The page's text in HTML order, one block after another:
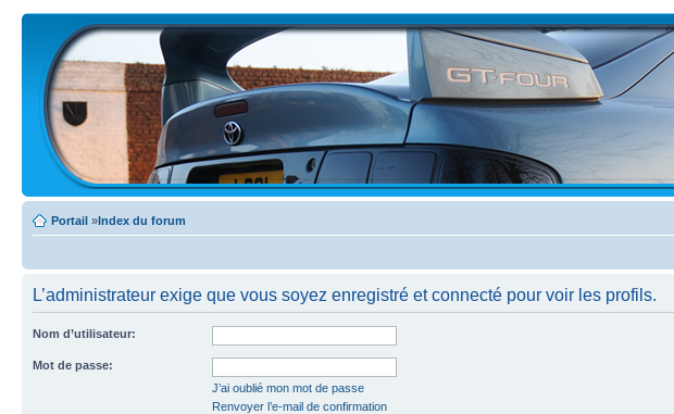
Portail »Index du forum
L’administrateur exige que vous soyez enregistré et connecté pour voir les profils.
Nom d’utilisateur:
Mot de passe:
J’ai oublié mon mot de passe
Renvoyer l’e-mail de confirmation